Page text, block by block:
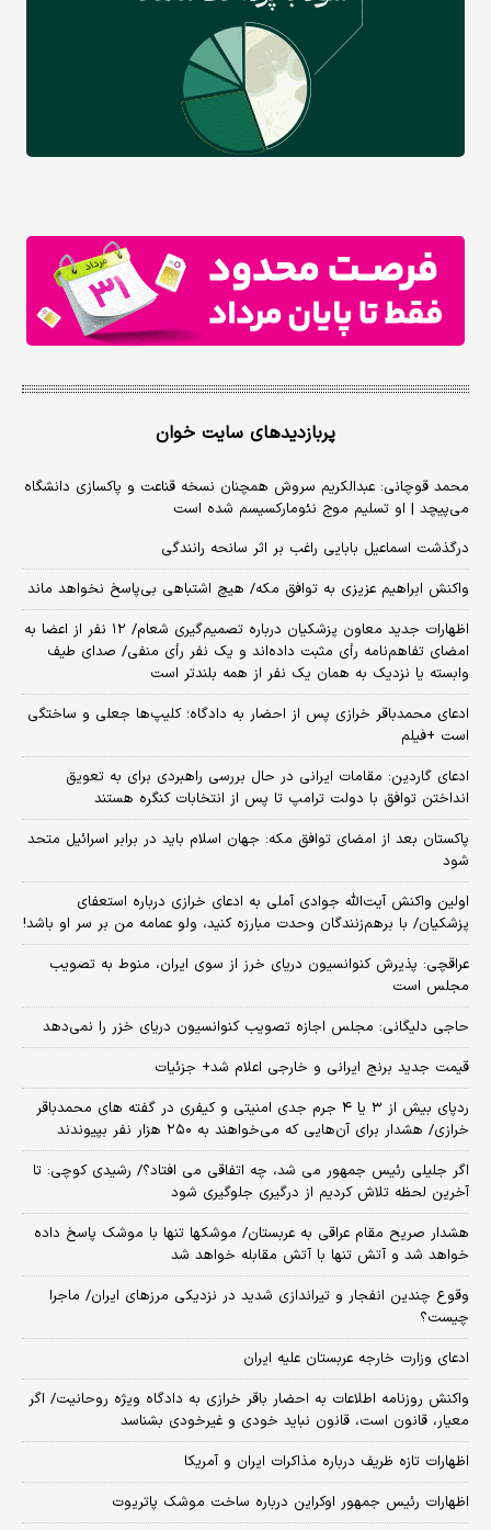
پربازدیدهای سایت خوان
محمد قوچانی: عبدالکریم سروش همچنان نسخه قناعت و پاکسازی دانشگاه
می‌پیچد | او تسلیم موج نئومارکسیسم شده است
درگذشت اسماعیل بابایی راغب بر اثر سانحه رانندگی
واکنش ابراهیم عزیزی به توافق مکه/ هیچ اشتباهی بی‌پاسخ نخواهد ماند
اظهارات جدید معاون پزشکیان درباره تصمیم‌گیری شعام/ ۱۲ نفر از اعضا به
امضای تفاهم‌نامه رأی مثبت داده‌اند و یک نفر رأی منفی/ صدای طیف
وابسته یا نزدیک به همان یک نفر از همه بلندتر است
ادعای محمدباقر خرازی پس از احضار به دادگاه؛ کلیپ‌ها جعلی و ساختگی
است +فیلم
ادعای گاردین: مقامات ایرانی در حال بررسی راهبردی برای به تعویق
انداختن توافق با دولت ترامپ تا پس از انتخابات کنگره هستند
پاکستان بعد از امضای توافق مکه: جهان اسلام باید در برابر اسرائیل متحد
شود
اولین واکنش آیت‌الله جوادی آملی به ادعای خرازی درباره استعفای
پزشکیان/ با برهم‌زنندگان وحدت مبارزه کنید، ولو عمامه من بر سر او باشد!
عراقچی: پذیرش کنوانسیون دریای خرز از سوی ایران، منوط به تصویب
مجلس است
حاجی دلیگانی: مجلس اجازه تصویب کنوانسیون دریای خزر را نمی‌دهد
قیمت جدید برنج ایرانی و خارجی اعلام شد+ جزئیات
ردپای بیش از ۳ یا ۴ جرم جدی امنیتی و کیفری در گفته های محمدباقر
خرازی/ هشدار برای آن‌هایی که می‌خواهند به ۲۵۰ هزار نفر بپیوندند
اگر جلیلی رئیس جمهور می شد، چه اتفاقی می افتاد؟/ رشیدی کوچی: تا
آخرین لحظه تلاش کردیم از درگیری جلوگیری شود
هشدار صریح مقام عراقی به عربستان/ موشکها تنها با موشک پاسخ داده
خواهد شد و آتش تنها با آتش مقابله خواهد شد
وقوع چندین انفجار و تیراندازی شدید در نزدیکی مرز‌های ایران/ ماجرا
چیست؟
ادعای وزارت خارجه عربستان علیه ایران
واکنش روزنامه اطلاعات به احضار باقر خرازی به دادگاه ویژه روحانیت/ اگر
معیار، قانون است، قانون نباید خودی و غیرخودی بشناسد
اظهارات تازه ظریف درباره مذاکرات ایران و آمریکا
اظهارات رئیس جمهور اوکراین درباره ساخت موشک پاتریوت